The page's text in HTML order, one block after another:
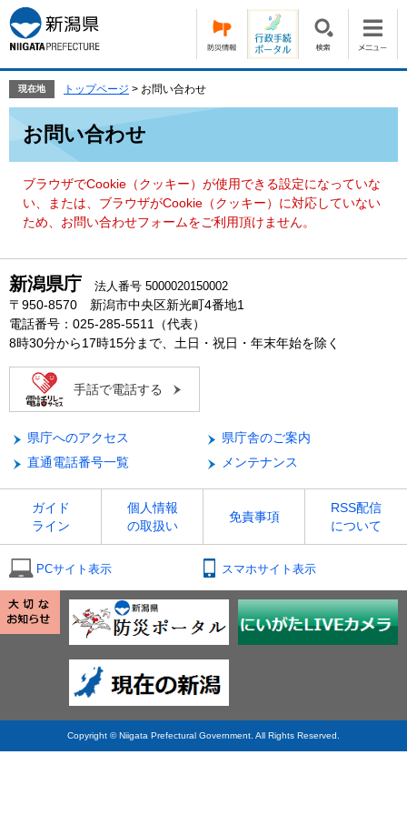
ー
ジ
の
頭
す。
ニ
ュ
ー
飛
て
現在地 トップページ > お問い合わせ
お問い合わせ
ブラウザでCookie（クッキー）が使用できる設定になっていな
い、または、ブラウザがCookie（クッキー）に対応していない
ため、お問い合わせフォームをご利用頂けません。
新潟県庁 法人番号 5000020150002
〒950-8570 新潟市中央区新光町4番地1
電話番号：025-285-5511（代表）
8時30分から17時15分まで、土日・祝日・年末年始を除く
手話で電話する
県庁へのアクセス
県庁舎のご案内
直通電話番号一覧
メンテナンス
ガイド
ライン
個人情報
の取扱い
免責事項
RSS配信
について
PCサイト表示 スマホサイト表示
Copyright © Niigata Prefectural Government. All Rights Reserved.